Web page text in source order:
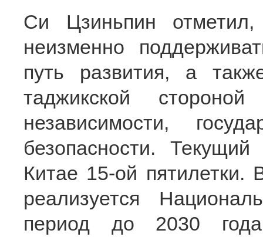
Си Цзиньпин
неизменно
путь развития, а
таджикской
независимости,
безопасности.
Китае 15-ой
реализуется
период до 2030